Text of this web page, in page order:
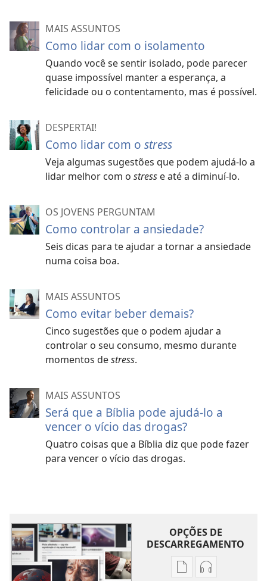
MAIS ASSUNTOS
Como lidar com o isolamento
Quando você se sentir isolado, pode parecer
quase impossível manter a esperança, a
felicidade ou o contentamento, mas é possível.
DESPERTAI!
Como lidar com o stress
Veja algumas sugestões que podem ajudá-lo a
lidar melhor com o stress e até a diminuí-lo.
OS JOVENS PERGUNTAM
Como controlar a ansiedade?
Seis dicas para te ajudar a tornar a ansiedade
numa coisa boa.
MAIS ASSUNTOS
Como evitar beber demais?
Cinco sugestões que o podem ajudar a
controlar o seu consumo, mesmo durante
momentos destress.
MAIS ASSUNTOS
Será que a Bíblia pode ajudá-lo a
vencer o vício das drogas?
Quatro coisas que a Bíblia diz que pode fazer
para vencer o vício das drogas.
OPÇÕES DE
DESCARREGAMENTO
OpçõesOpções